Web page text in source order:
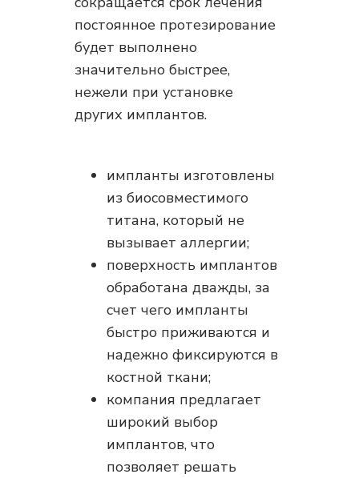
постоянное протезирование
будет выполнено
значительно быстрее,
нежели при установке
других имплантов.
импланты изготовлены
из биосовместимого
титана, который не
вызывает аллергии;
поверхность имплантов
обработана дважды, за
счет чего импланты
быстро приживаются и
надежно фиксируются в
костной ткани;
компания предлагает
широкий выбор
имплантов, что
позволяет решать